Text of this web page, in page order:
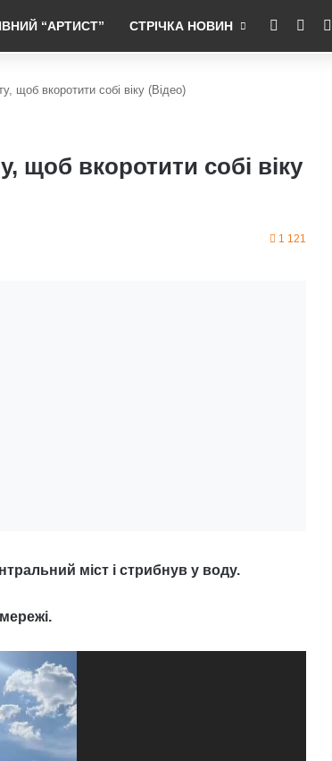
“АРТИСТ” СТРІЧКА НОВИН RSS
щоб вкоротити собі віку (Відео)
щоб вкоротити собі віку
1 121
міст і стрибнув у воду.